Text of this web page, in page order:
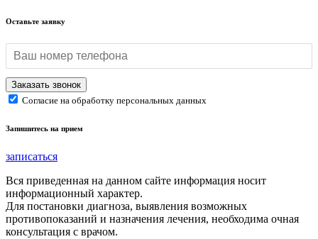
Оставьте заявку
Согласие на обработку персональных данных
Запишитесь на прием
записаться
Вся приведенная на данном сайте информация носит
информационный характер.
Для постановки диагноза, выявления возможных
противопоказаний и назначения лечения, необходима очная
консультация с врачом.